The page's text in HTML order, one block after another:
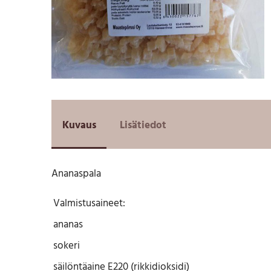
Kuvaus Lisätiedot
Ananaspala
Valmistusaineet:
ananas
sokeri
säilöntäaine E220 (rikkidioksidi)